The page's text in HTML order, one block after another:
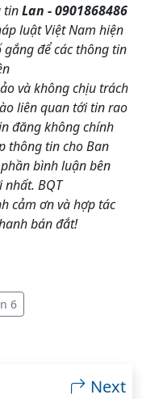
tinLan - 0901868486
luật Việt Nam hiện
để các thông tin
và không chịu trách
liên quan tới tin rao
đăng không chính
thông tin cho Ban
bình luận bên
BQT
cảm ơn và hợp tác
bán đắt!
6
Next